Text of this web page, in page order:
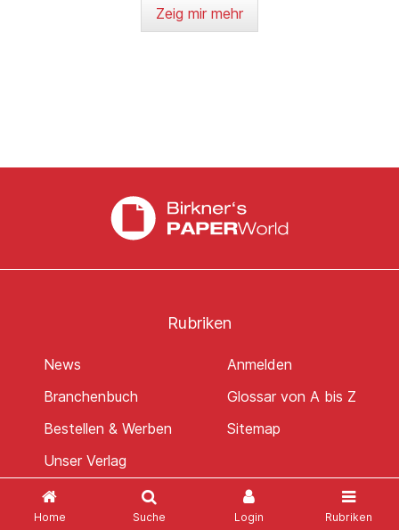
Home Suche Login Rubriken
Zeig mir mehr
Rubriken
News
Branchenbuch
Bestellen & Werben
Unser Verlag
Anmelden
Glossar von A bis Z
Sitemap